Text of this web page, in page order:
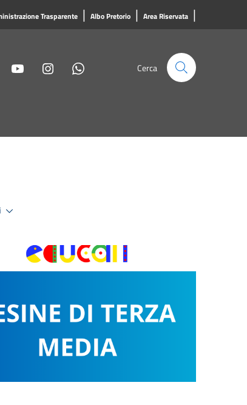
Trasparente | Albo Pretorio | Area Riservata |
Cerca